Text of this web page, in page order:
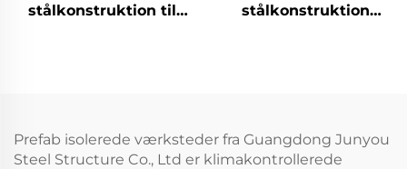
stålkonstruktion til
stålkonstruktion
Prefab isolerede værksteder fra Guangdong Junyou
Steel Structure Co., Ltd er klimakontrollerede